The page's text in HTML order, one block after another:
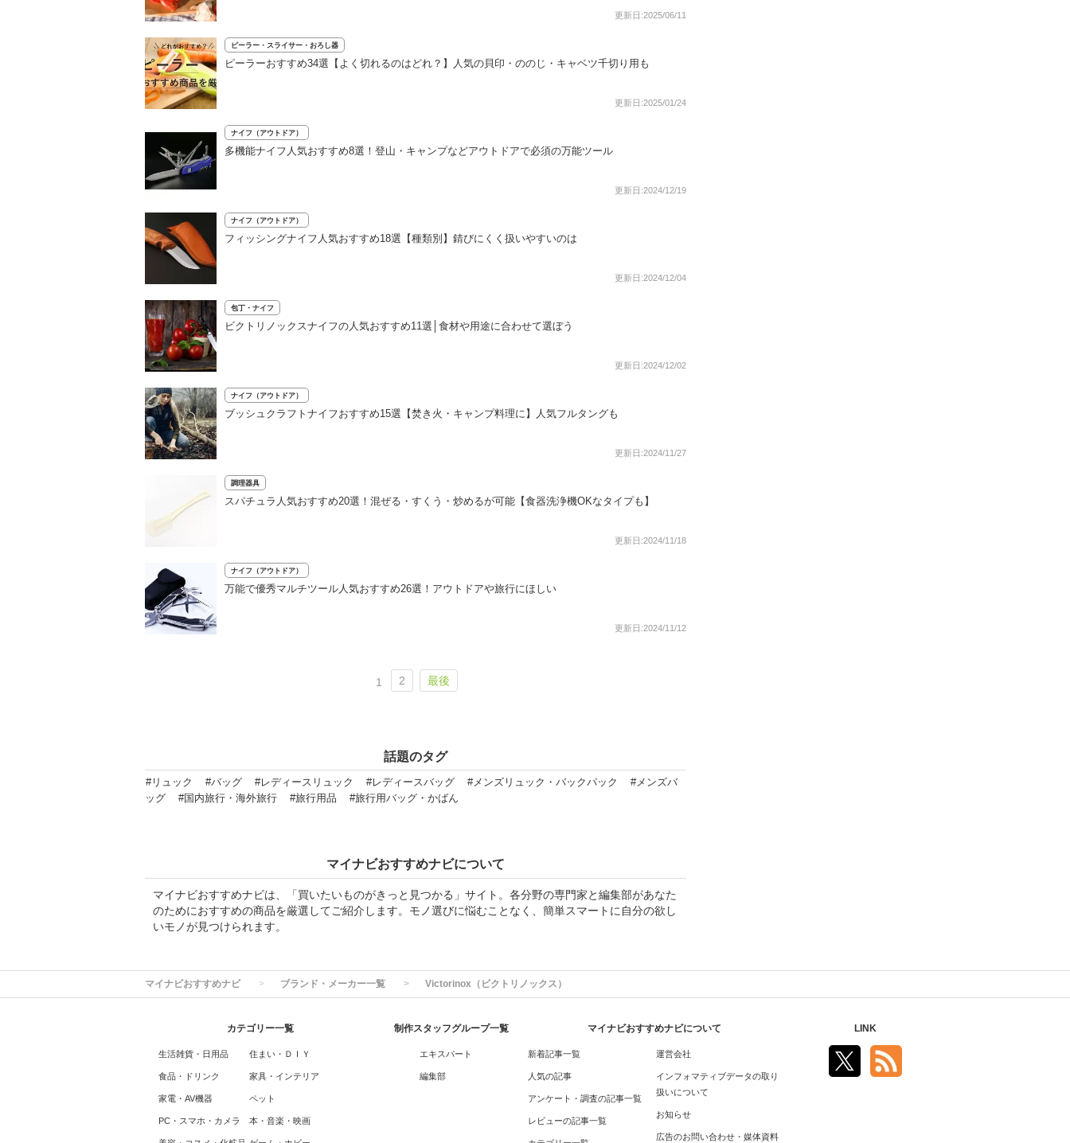
更新日:2025/06/11
ピーラー・スライサー・おろし器
ピーラーおすすめ34選【よく切れるのはどれ？】人気の貝印・ののじ・キャベツ千切り用も
更新日:2025/01/24
ナイフ（アウトドア）
多機能ナイフ人気おすすめ8選！登山・キャンプなどアウトドアで必須の万能ツール
更新日:2024/12/19
ナイフ（アウトドア）
フィッシングナイフ人気おすすめ18選【種類別】錆びにくく扱いやすいのは
更新日:2024/12/04
包丁・ナイフ
ビクトリノックスナイフの人気おすすめ11選│食材や用途に合わせて選ぼう
更新日:2024/12/02
ナイフ（アウトドア）
ブッシュクラフトナイフおすすめ15選【焚き火・キャンプ料理に】人気フルタングも
更新日:2024/11/27
調理器具
スパチュラ人気おすすめ20選！混ぜる・すくう・炒めるが可能【食器洗浄機OKなタイプも】
更新日:2024/11/18
ナイフ（アウトドア）
万能で優秀マルチツール人気おすすめ26選！アウトドアや旅行にほしい
更新日:2024/11/12
1 2 最後
話題のタグ
#リュック #バッグ #レディースリュック #レディースバッグ #メンズリュック・バックパック
#メンズバ
ッグ
#国内旅行・海外旅行 #旅行用品 #旅行用バッグ・かばん
マイナビおすすめナビについて
マイナビおすすめナビは、「買いたいものがきっと見つかる」サイト。各分野の専門家と編集部があなた
のためにおすすめの商品を厳選してご紹介します。モノ選びに悩むことなく、簡単スマートに自分の欲し
いモノが見つけられます。
マイナビおすすめナビ ブランド・メーカー一覧 Victorinox（ビクトリノックス）
カテゴリー一覧
生活雑貨・日用品
食品・ドリンク
家電・AV機器
PC・スマホ・カメラ
住まい・ＤＩＹ
家具・インテリア
ペット
本・音楽・映画
制作スタッフグループ一覧
エキスパート
編集部
マイナビおすすめナビについて
新着記事一覧
人気の記事
アンケート・調査の記事一覧
レビューの記事一覧
運営会社
インフォマティブデータの取り
扱いについて
お知らせ
広告のお問い合わせ・媒体資料
LINK